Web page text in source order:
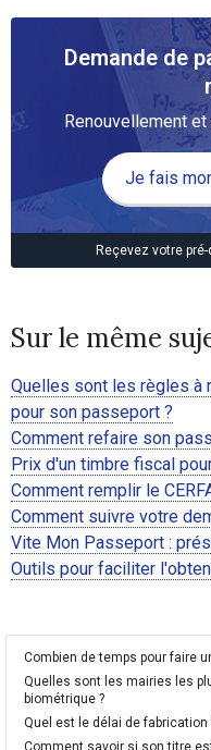
Demande de
Renouvellement
Je fais
Reçevez votre
Sur le même
Quelles sont les règles à
pour son passeport ?
Comment refaire son
Prix d'un timbre fiscal
Comment remplir le
Comment suivre votre
Vite Mon Passeport :
Outils pour faciliter
Combien de temps pour faire
Quelles sont les mairies les
biométrique ?
Quel est le délai de
Comment savoir si son titre